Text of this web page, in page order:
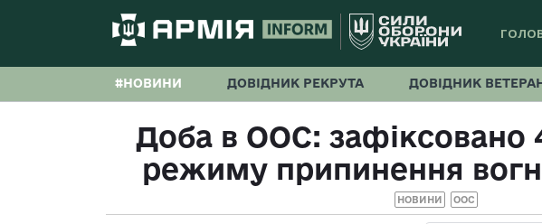
#НОВИНИ ДОВІДНИК РЕКРУТА ДОВІДНИК
Доба в ООС: зафіксовано
режиму припинення
НОВИНИ ООС